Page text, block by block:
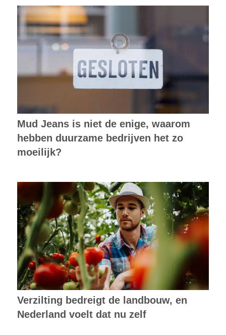
Mud Jeans is niet de enige, waarom
hebben duurzame bedrijven het zo
moeilijk?
Verzilting bedreigt de landbouw, en
Nederland voelt dat nu zelf